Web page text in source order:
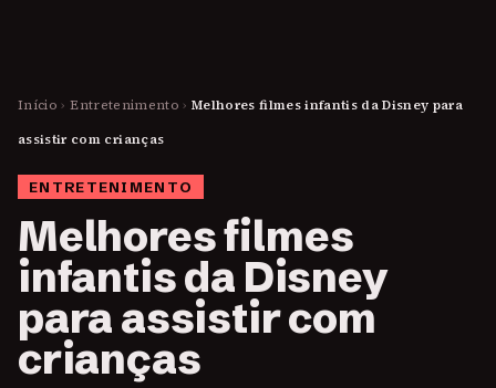
Início › Entretenimento › Melhores filmes infantis da Disney para
assistir com crianças
ENTRETENIMENTO
Melhores filmes
infantis da Disney
para assistir com
crianças